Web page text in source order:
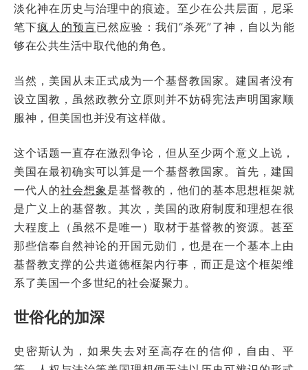
淡化神在历史与治理中的痕迹。至少在公共层面，尼采
笔下疯人的预言已然应验：我们“杀死”了神，自以为能
够在公共生活中取代他的角色。
当然，美国从未正式成为一个基督教国家。建国者没有
设立国教，虽然政教分立原则并不妨碍宪法声明国家顺
服神，但美国也并没有这样做。
这个话题一直存在激烈争论，但从至少两个意义上说，
美国在最初确实可以算是一个基督教国家。首先，建国
一代人的社会想象 是基督教的，他们的基本思想框架就
是广义上的基督教。其次，美国的政府制度和理想在很
大程度上（虽然不是唯一）取材于基督教的资源。甚至
那些信奉自然神论的开国元勋们，也是在一个基本上由
基督教支撑的公共道德框架内行事，而正是这个框架维
系了美国一个多世纪的社会凝聚力。
世俗化的加深
史密斯认为，如果失去对至高存在的信仰，自由、平